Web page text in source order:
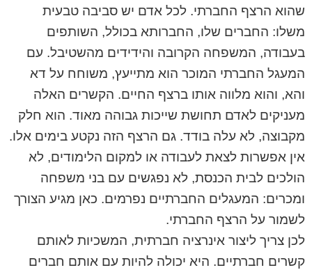
שהוא הרצף החברתי. לכל אדם יש סביבה טבעית
משלו: החברים שלו, החברותא בכולל, השותפים
בעבודה, המשפחה הקרובה והידידים מהשטיבל. עם
המעגל החברתי המוכר הוא מתייעץ, משוחח על דא
והא, והוא מלווה אותו ברצף החיים. הקשרים האלה
מעניקים לאדם תחושת שייכות גבוהה מאוד. הוא חלק
מקבוצה, לא עלה בודד. גם הרצף הזה נקטע בימים אלו.
אין אפשרות לצאת לעבודה או למקום הלימודים, לא
הולכים לבית הכנסת, לא נפגשים עם בני משפחה
ומכרים: המעגלים החברתיים נפרמים. כאן מגיע הצורך
לשמור על הרצף החברתי.
לכן צריך ליצור אינרציה חברתית, המשכיות לאותם
קשרים חברתיים. היא יכולה להיות עם אותם חברים